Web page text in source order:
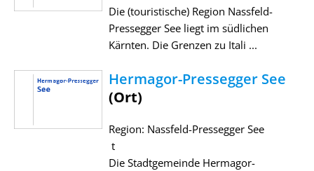
Die (touristische) Region Nassfeld-
Pressegger See liegt im südlichen
Kärnten. Die Grenzen zu Itali ...
Hermagor-Pressegger See
(Ort)
Region: Nassfeld-Pressegger See
t
Die Stadtgemeinde Hermagor-